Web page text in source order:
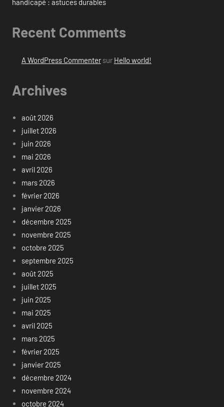
handicapé : astuces durables
Recent Comments
A WordPress Commentersur Hello world!
Archives
août 2026
juillet 2026
juin 2026
mai 2026
avril 2026
mars 2026
février 2026
janvier 2026
décembre 2025
novembre 2025
octobre 2025
septembre 2025
août 2025
juillet 2025
juin 2025
mai 2025
avril 2025
mars 2025
février 2025
janvier 2025
décembre 2024
novembre 2024
octobre 2024